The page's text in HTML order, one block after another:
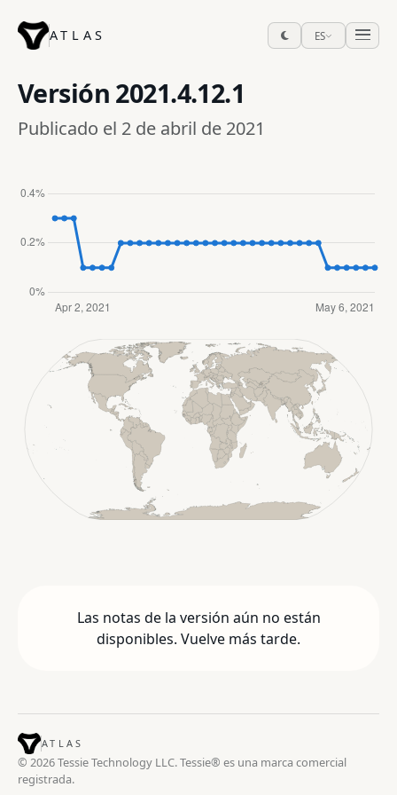
ATLAS ES
Versión 2021.4.12.1
Publicado el 2 de abril de 2021
Las notas de la versión aún no están
disponibles. Vuelve más tarde.
ATLAS
© 2026 Tessie Technology LLC. Tessie® es una marca comercial
registrada.